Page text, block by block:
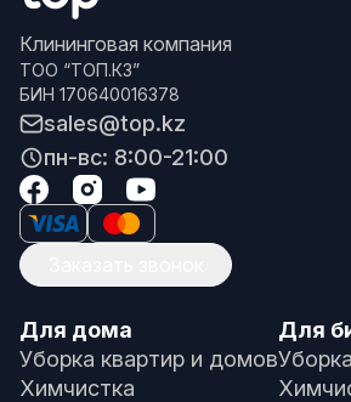
Клининговая компания
ТОО “ТОП.КЗ”
БИН 170640016378
sales@top.kz
пн-вс: 8:00-21:00
Для дома
Уборка квартир и домов
Химчистка
Для
Уборка